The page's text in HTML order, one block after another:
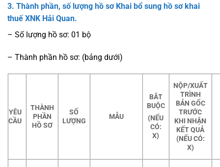
3. Thành phần, số lượng hồ sơ Khai bổ sung hồ sơ khai
thuế XNK Hải Quan.
– Số lượng hồ sơ: 01 bộ
– Thành phần hồ sơ: (bảng dưới)
YÊU
CẦU
THÀNH
PHẦN
HỒ SƠ
SỐ
LƯỢNG
MẪU
BẮT
BUỘC
(NẾU
CÓ:
X)
NỘP/XUẤT
TRÌNH
BẢN GỐC
TRƯỚC
KHI NHẬN
KẾT QUẢ
(NẾU CÓ:
X)